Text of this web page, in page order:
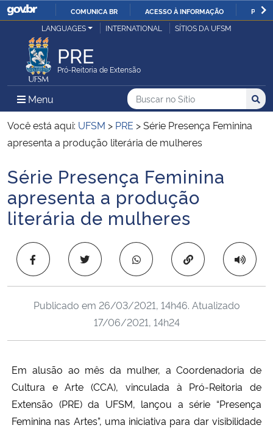
IR
COMUNICA BR ACESSO À INFORMAÇÃO
Ministério da Justiça e Segurança Pública
Ministério da Defesa
Ministério das Relações Exteriores
Ministério da Infraestrutura
Ministério da Agricultura, Pecuária e Abastecimento
Ministério da Educação
LANGUAGES INTERNATIONAL SÍTIOS DA UFSM
PRE
Pró-Reitoria de Extensão
Menu Menu Principal do Sítio
Busca
Buscar no no Sítio
Busca:
Você está aqui: UFSM > PRE >Série Presença Feminina
apresenta a produção literária de mulheres
Início do conteúdo
Série Presença Feminina
apresenta a produção
literária de mulheres
Copiar para área
Publicado em 26/03/2021, 14h46. Atualizado
17/06/2021, 14h24
Em alusão ao mês da mulher, a Coordenadoria de
Cultura e Arte (CCA), vinculada à Pró-Reitoria de
Extensão (PRE) da UFSM, lançou a série “Presença
Feminina nas Artes”, uma iniciativa para dar visibilidade